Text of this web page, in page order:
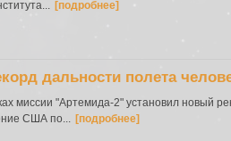
[подробнее]
дальности полета
миссии "Артемида-2" установил новый
США по... [подробнее]